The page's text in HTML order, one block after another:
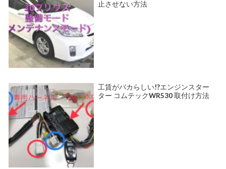
止させない方法
工賃がバカらしい!?エンジンスター
ター コムテックWR530 取付け方法